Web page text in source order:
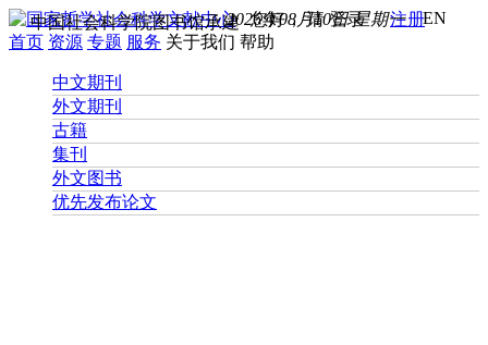
您好， 请登录 注册EN
2026年08月10日 星期一
中国社会科学院图书馆承建
首页 资源 专题 服务 关于我们 帮助
中文期刊
外文期刊
古籍
集刊
外文图书
优先发布论文